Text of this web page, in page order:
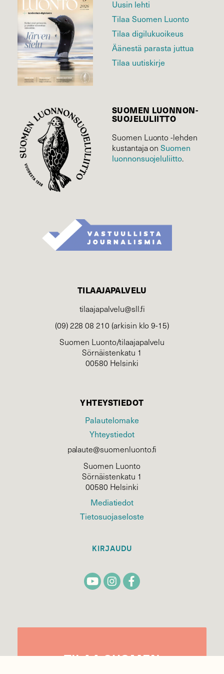
Uusin lehti
Tilaa Suomen Luonto
Tilaa digilukuoikeus
Äänestä parasta juttua
Tilaa uutiskirje
SUOMEN LUONNON­
SUOJELU­LIITTO
Suomen Luonto -lehden
kustantaja onSuomen
luonnonsuojelu­liitto.
TILAAJAPALVELU
tilaajapalvelu@sll.fi
(09) 228 08 210 (arkisin klo 9-15)
Suomen Luonto/tilaajapalvelu
Sörnäistenkatu 1
00580 Helsinki
YHTEYSTIEDOT
Palautelomake
Yhteystiedot
palaute@suomenluonto.fi
Suomen Luonto
Sörnäistenkatu 1
00580 Helsinki
Mediatiedot
Tietosuojaseloste
KIRJAUDU
TILAASUOMEN